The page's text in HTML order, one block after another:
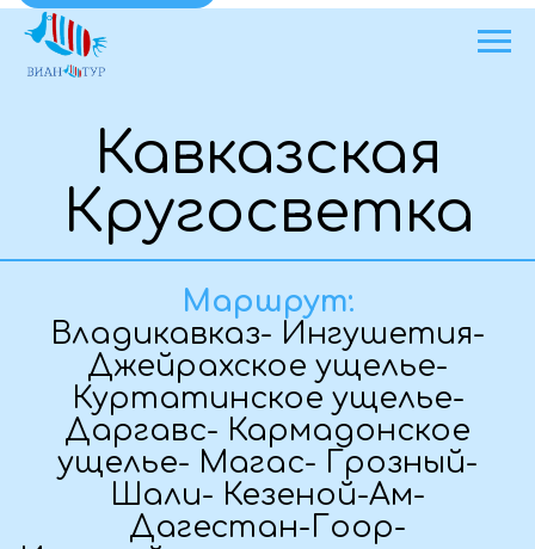
Кругосветка
Маршрут:
Владикавказ- Ингушетия-
Джейрахское ущелье-
Куртатинское ущелье-
Даргавс- Кармадонское
ущелье- Магас- Грозный-
Шали- Кезеной-Ам-
Дагестан-Гоор-
Ирганайское водохранилище